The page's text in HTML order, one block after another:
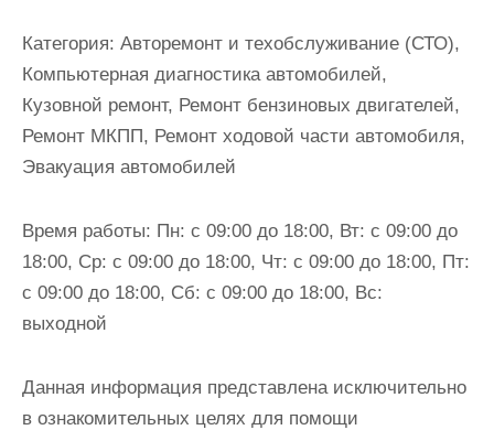
Категория: Авторемонт и техобслуживание (СТО),
Компьютерная диагностика автомобилей,
Кузовной ремонт, Ремонт бензиновых двигателей,
Ремонт МКПП, Ремонт ходовой части автомобиля,
Эвакуация автомобилей
Время работы: Пн: с 09:00 до 18:00, Вт: с 09:00 до
18:00, Ср: с 09:00 до 18:00, Чт: с 09:00 до 18:00, Пт:
с 09:00 до 18:00, Сб: с 09:00 до 18:00, Вс:
выходной
Данная информация представлена исключительно
в ознакомительных целях для помощи